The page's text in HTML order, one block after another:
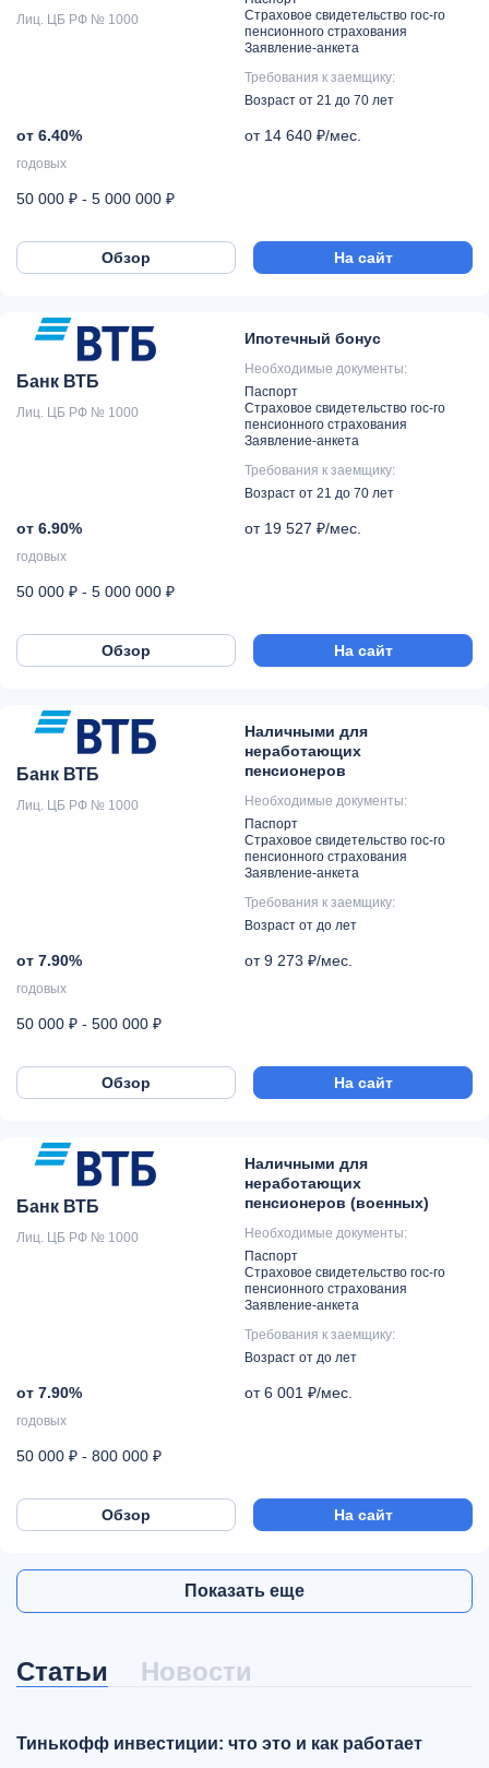
Лиц. ЦБ РФ № 1000
Страховое свидетельство гос-го
пенсионного страхования
Заявление-анкета
Требования к заемщику:
Возраст от 21 до 70 лет
от 6.40%
годовых
от 14 640 ₽/мес.
50 000 ₽ - 5 000 000 ₽
Обзор На сайт
Банк ВТБ
Лиц. ЦБ РФ № 1000
Ипотечный бонус
Необходимые документы:
Паспорт
Страховое свидетельство гос-го
пенсионного страхования
Заявление-анкета
Требования к заемщику:
Возраст от 21 до 70 лет
от 6.90%
годовых
от 19 527 ₽/мес.
50 000 ₽ - 5 000 000 ₽
Обзор На сайт
Банк ВТБ
Лиц. ЦБ РФ № 1000
Наличными для
неработающих
пенсионеров
Необходимые документы:
Паспорт
Страховое свидетельство гос-го
пенсионного страхования
Заявление-анкета
Требования к заемщику:
Возраст от до лет
от 7.90%
годовых
от 9 273 ₽/мес.
50 000 ₽ - 500 000 ₽
Обзор На сайт
Банк ВТБ
Лиц. ЦБ РФ № 1000
Наличными для
неработающих
пенсионеров (военных)
Необходимые документы:
Паспорт
Страховое свидетельство гос-го
пенсионного страхования
Заявление-анкета
Требования к заемщику:
Возраст от до лет
от 7.90%
годовых
от 6 001 ₽/мес.
50 000 ₽ - 800 000 ₽
Обзор На сайт
Показать еще
Статьи Новости
Тинькофф инвестиции: что это и как работает